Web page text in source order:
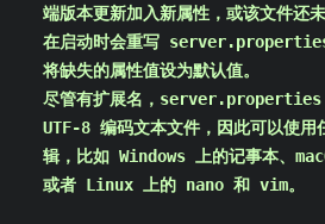
端版本更新加入新属性，或该文件还
在启动时会重写 server.properties
将缺失的属性值设为默认值。
尽管有扩展名，server.properties
UTF-8 编码文本文件，因此可以使用
辑，比如 Windows 上的记事本、
或者 Linux 上的 nano 和 vim。